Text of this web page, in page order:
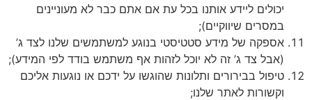
יכולים ליידע אותנו בכל עת אם אתם כבר לא מעוניינים
במסרים שיווקיים);
אספקה של מידע סטטיסטי בנוגע למשתמשים שלנו לצד ג’
(אבל צד ג’ זה לא יוכל לזהות אף משתמש בודד לפי המידע);
טיפול בבירורים ותלונות שהוגשו על ידכם או נוגעות אליכם
וקשורות לאתר שלנו;